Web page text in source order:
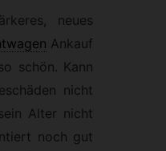
neues
Ankauf
schön. Kann
nicht
Alter nicht
noch gut